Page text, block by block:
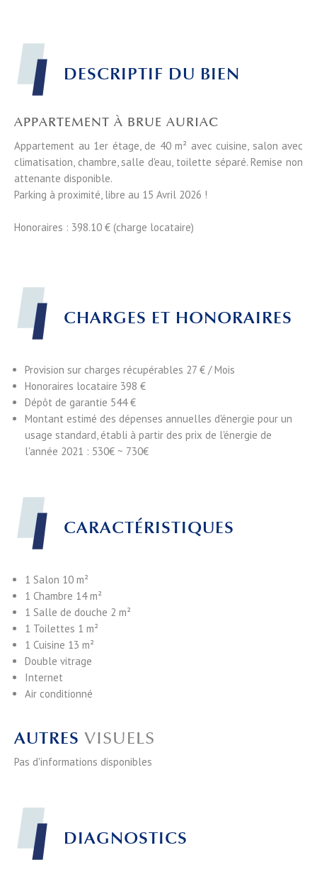
DESCRIPTIF DU BIEN
APPARTEMENT À BRUE AURIAC
Appartement au 1er étage, de 40 m² avec cuisine, salon avec
climatisation, chambre, salle d'eau, toilette séparé. Remise non
attenante disponible.
Parking à proximité, libre au 15 Avril 2026 !
Honoraires : 398.10 € (charge locataire)
CARACTÉRISTIQUES
1 Salon 10 m²
1 Chambre 14 m²
1 Salle de douche 2 m²
1 Toilettes 1 m²
1 Cuisine 13 m²
Double vitrage
Internet
Air conditionné
CHARGES ET HONORAIRES
Provision sur charges récupérables 27 € / Mois
Honoraires locataire 398 €
Dépôt de garantie 544 €
Montant estimé des dépenses annuelles d'énergie pour un
usage standard, établi à partir des prix de l'énergie de
l'année 2021 : 530€ ~ 730€
AUTRES VISUELS
Pas d'informations disponibles
DIAGNOSTICS